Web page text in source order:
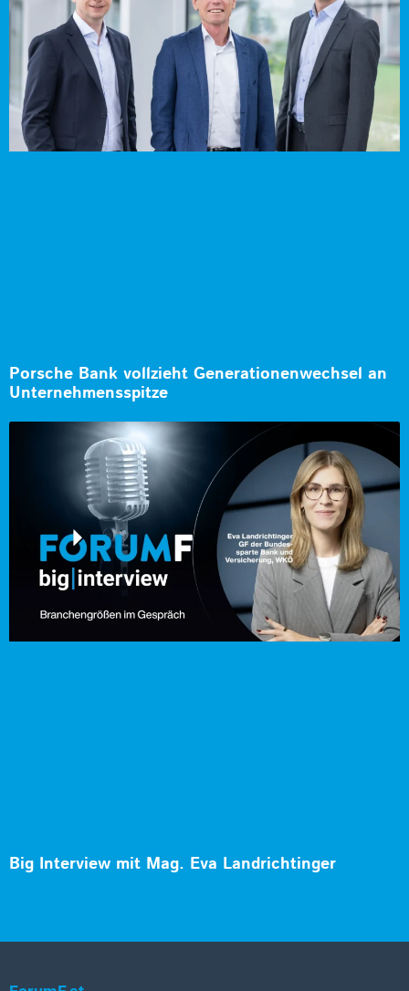
Porsche Bank vollzieht Generationenwechsel an
Unternehmensspitze
Big Interview mit Mag. Eva Landrichtinger